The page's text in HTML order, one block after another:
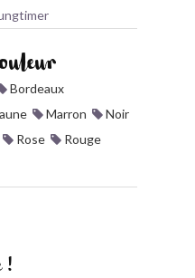
Bordeaux
Marron
Noir
Rose
Rouge
!